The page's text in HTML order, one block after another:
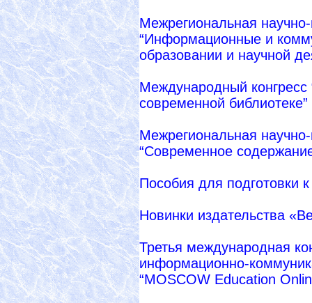
Межрегиональная
“Информационные и
образовании и научной
Международный
современной библиотеке”
Межрегиональная
“Современное
Пособия для подготовки
Новинки издательства
Третья международная
информационно-
“MOSCOW Education